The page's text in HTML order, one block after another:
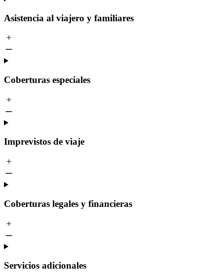
Asistencia al viajero y familiares
Coberturas especiales
Imprevistos de viaje
Coberturas legales y financieras
Servicios adicionales